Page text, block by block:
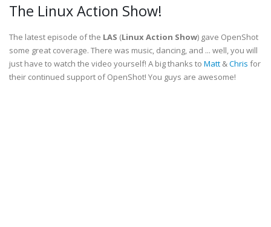
The Linux Action Show!
The latest episode of the LAS (Linux Action Show) gave OpenShot
some great coverage. There was music, dancing, and ... well, you will
just have to watch the video yourself! A big thanks to Matt &Chris for
their continued support of OpenShot! You guys are awesome!